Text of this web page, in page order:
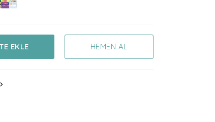
EKLE HEMEN AL